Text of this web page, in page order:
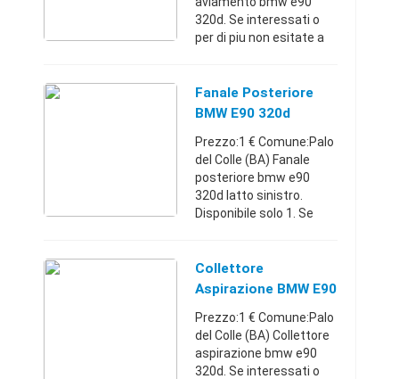
320d. Se interessati o
per di piu non esitate a
Fanale Posteriore
BMW E90 320d
Prezzo:1 € Comune:Palo
del Colle (BA) Fanale
posteriore bmw e90
320d latto sinistro.
Disponibile solo 1. Se
contattarmi.
Puglia32084690101 €
Collettore
Aspirazione BMW E90
320d
Prezzo:1 € Comune:Palo
del Colle (BA) Collettore
aspirazione bmw e90
320d. Se interessati o